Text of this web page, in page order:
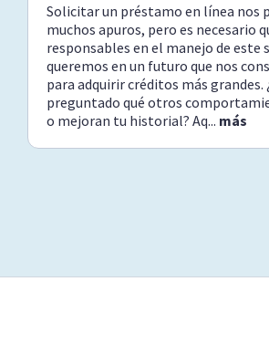
Solicitar un préstamo en línea nos
muchos apuros, pero es necesario
responsables en el manejo de este
queremos en un futuro que nos
para adquirir créditos más grandes.
preguntado qué otros
o mejoran tu historial? Aq... más